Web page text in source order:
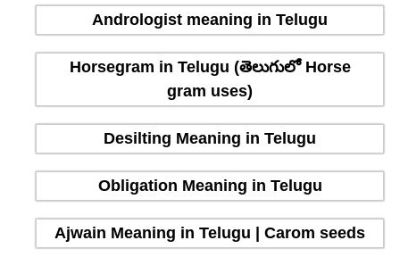
Andrologist meaning in Telugu
Horsegram in Telugu (తెలుగులో Horse
gram uses)
Desilting Meaning in Telugu
Obligation Meaning in Telugu
Ajwain Meaning in Telugu | Carom seeds